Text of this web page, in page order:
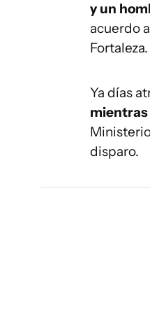
y un
acuerdo
Fortaleza.
Ya días
mientras
disparo.